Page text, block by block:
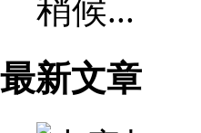
最新文章